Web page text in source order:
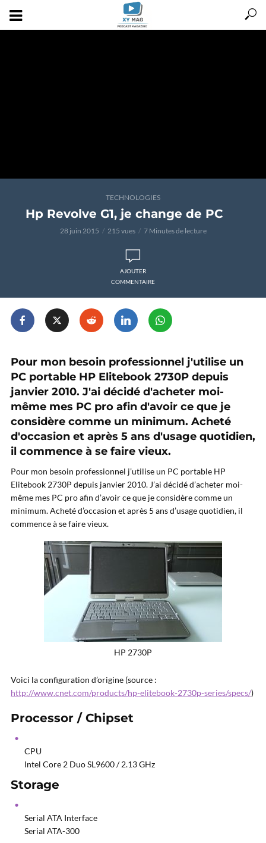
TECHNOLOGIES
Hp Revolve G1, je change de PC
28 juin 2015 215 vues 7 Minutes de lecture
AJOUTER
COMMENTAIRE
Pour mon besoin professionnel j'utilise un
PC portable HP Elitebook 2730P depuis
janvier 2010. J'ai décidé d'acheter moi-
même mes PC pro afin d'avoir ce que je
considère comme un minimum. Acheté
d'occasion et après 5 ans d'usage quotidien,
il commence à se faire vieux.
Pour mon besoin professionnel j’utilise un PC portable HP
Elitebook 2730P depuis janvier 2010. J’ai décidé d’acheter moi-
même mes PC pro afin d’avoir ce que je considère comme un
minimum. Acheté d’occasion et après 5 ans d’usage quotidien, il
commence à se faire vieux.
HP 2730P
Voici la configuration d’origine (source :
http://www.cnet.com/products/hp-elitebook-2730p-series/specs/)
Processor / Chipset
CPU
Intel Core 2 Duo SL9600 / 2.13 GHz
Storage
Serial ATA Interface
Serial ATA-300